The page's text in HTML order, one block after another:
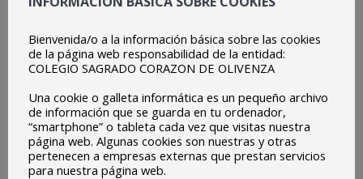
Bienvenida/o a la información básica sobre las cookies
de la página web responsabilidad de la entidad:
COLEGIO SAGRADO CORAZON DE OLIVENZA
Una cookie o galleta informática es un pequeño archivo
de información que se guarda en tu ordenador,
“smartphone” o tableta cada vez que visitas nuestra
página web. Algunas cookies son nuestras y otras
pertenecen a empresas externas que prestan servicios
para nuestra página web.